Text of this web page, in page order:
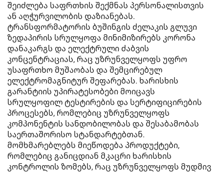
შეიძლება საფრთხის შექმნას პერსონალისთვის
ან აღჭურვილობის დაზიანებას.
ტრანსფორმატორის ბუშინგის ძელაკის გლუვი
ზედაპირის სრულყოფა მინიმიზირებს კორონა
დანაკარგს და ელექტრული ძაბვის
კონცენტრაციას, რაც უზრუნველყოფს უფრო
უსაფრთხო მუშაობას და შემცირებულ
ელექტრომაგნიტურ შეფარებას. ხარისხის
გარანტიის უპირატესობები მოიცავს
სრულყოფილ ტესტირების და სერტიფიცირების
პროცესებს, რომლებიც უზრუნველყოფს
კომპონენტის სანდობილობას და შესაბამობას
საერთაშორისო სტანდარტებთან.
მომხმარებლებს მიეწოდება პროდუქტები,
რომლებიც განიცდიან მკაცრი ხარისხის
კონტროლის ზომებს, რაც უზრუნველყოფს მუდმივ